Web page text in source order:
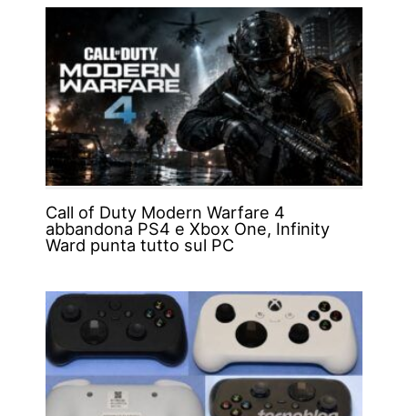
Call of Duty Modern Warfare 4
abbandona PS4 e Xbox One, Infinity
Ward punta tutto sul PC